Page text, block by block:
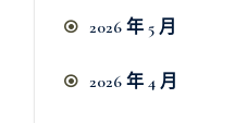
2026 年 5 月
2026 年 4 月